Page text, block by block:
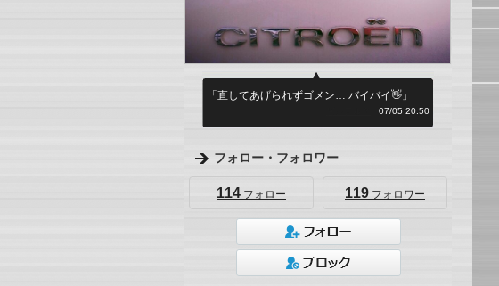
「直してあげられずゴメン… バイバイ👋」
07/05 20:50
フォロー・フォロワー
114 フォロー 119 フォロワー